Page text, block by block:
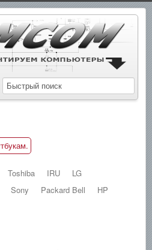
Toshiba IRU
LG
Sony Packard Bell
HP